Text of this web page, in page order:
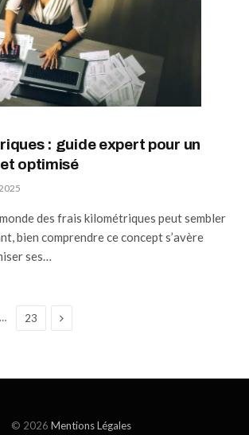
: guide expert pour un
optimisé
des frais kilométriques peut sembler
bien comprendre ce concept s’avère
ses…
… 23 Next
© 2026 Mentions Légales